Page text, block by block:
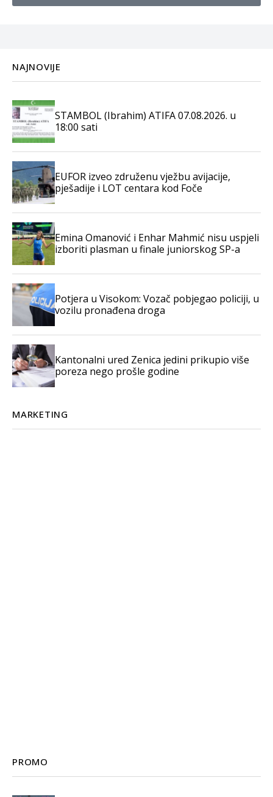
NAJNOVIJE
STAMBOL (Ibrahim) ATIFA 07.08.2026. u
18:00 sati
EUFOR izveo združenu vježbu avijacije,
pješadije i LOT centara kod Foče
Emina Omanović i Enhar Mahmić nisu uspjeli
izboriti plasman u finale juniorskog SP-a
Potjera u Visokom: Vozač pobjegao policiji, u
vozilu pronađena droga
Kantonalni ured Zenica jedini prikupio više
poreza nego prošle godine
MARKETING
PROMO